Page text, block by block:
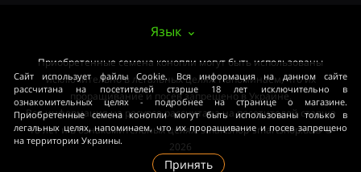
Мощные сорта
Медицинские сорта
Начинающим
ОПТ
Публичный договор (ОФЕРТА)
Оплата и доставка
Условия соглашения
Закон
Язык
Приобретенные семена конопли могут быть использованы
исключительно в легальных целях. Напоминаем, что их
проращивание и посев запрещено в Украине.
Вся информация на ресурсе рассчитана на посетителей старше
18 лет и в ознакомительных целях. smartshop-smartshop.ua® ©
2026
Сайт использует файлы Cookie. Вся информация на данном сайте
рассчитана на посетителей старше 18 лет исключительно в
ознакомительных целях - подробнее на странице о магазине.
Приобретенные семена конопли могут быть использованы только в
легальных целях, напоминаем, что их проращивание и посев запрещено
на территории Украины.
Принять